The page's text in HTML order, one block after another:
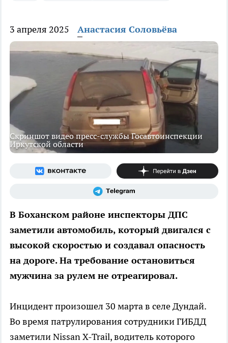
3 апреля 2025 Анастасия Соловьёва
Скриншот видео пресс-службы Госавтоинспекции
Иркутской области
В Боханском районе инспекторы ДПС
заметили автомобиль, который двигался с
высокой скоростью и создавал опасность
на дороге. На требование остановиться
мужчина за рулем не отреагировал.
Инцидент произошел 30 марта в селе Дундай.
Во время патрулирования сотрудники ГИБДД
заметили Nissan X-Trail, водитель которого